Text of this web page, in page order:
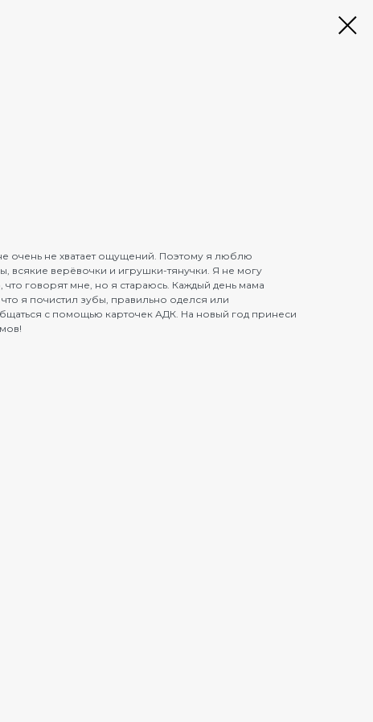
не хватает ощущений. Поэтому я люблю
всякие верёвочки и игрушки-тянучки. Я не могу
что говорят мне, но я стараюсь. Каждый день мама
я почистил зубы, правильно оделся или
с помощью карточек АДК. На новый год принеси